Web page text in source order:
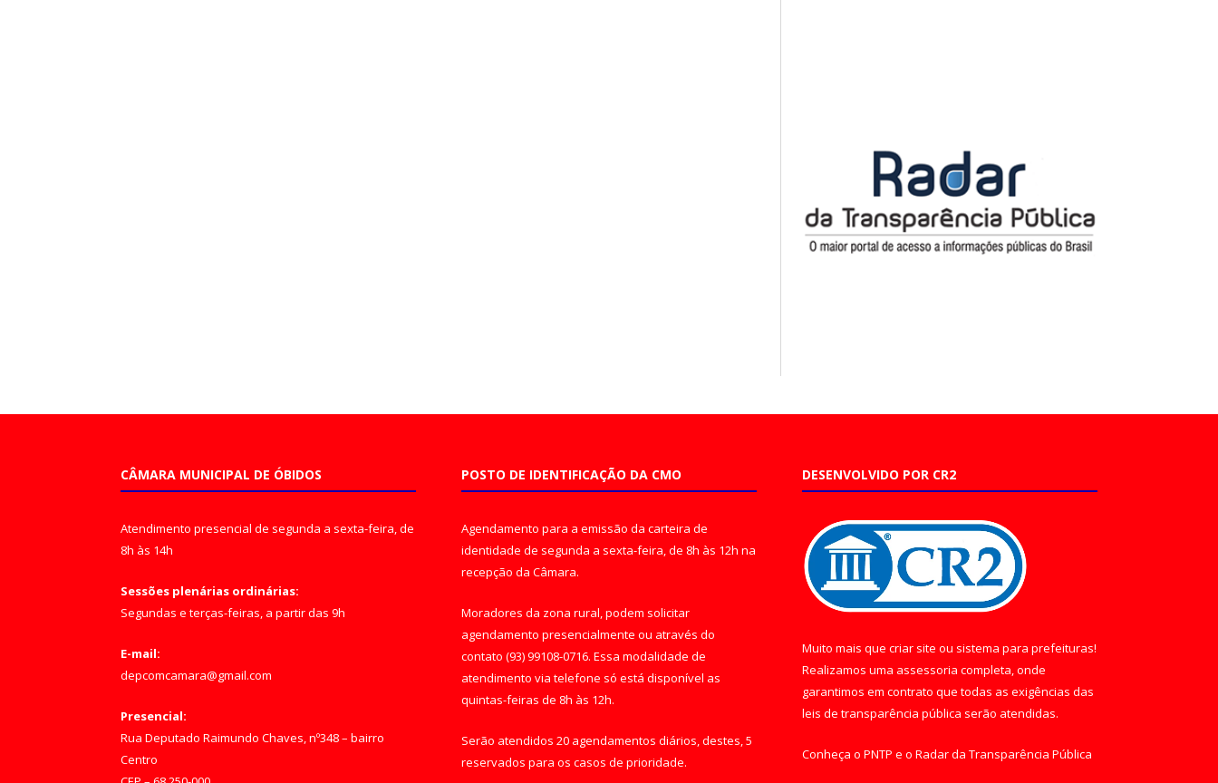
CÂMARA MUNICIPAL DE ÓBIDOS
Atendimento presencial de segunda a sexta-feira, de
8h às 14h
Sessões plenárias ordinárias:
Segundas e terças-feiras, a partir das 9h
E-mail:
depcomcamara@gmail.com
Presencial:
Rua Deputado Raimundo Chaves, nº348 – bairro
Centro
POSTO DE IDENTIFICAÇÃO DA CMO
Agendamento para a emissão da carteira de
identidade de segunda a sexta-feira, de 8h às 12h na
recepção da Câmara.
Moradores da zona rural, podem solicitar
agendamento presencialmente ou através do
contato (93) 99108-0716. Essa modalidade de
atendimento via telefone só está disponível as
quintas-feiras de 8h às 12h.
Serão atendidos 20 agendamentos diários, destes, 5
reservados para os casos de prioridade.
DESENVOLVIDO POR CR2
Muito mais que criar site ou sistema para prefeituras!
Realizamos uma assessoria completa, onde
garantimos em contrato que todas as exigências das
leis de transparência pública serão atendidas.
Conheça o PNTP e o Radar da Transparência Pública